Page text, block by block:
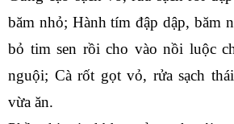
băm nhỏ; Hành tím đập dập, băm
bỏ tim sen rồi cho vào nồi luộc
nguội; Cà rốt gọt vỏ, rửa sạch
vừa ăn.